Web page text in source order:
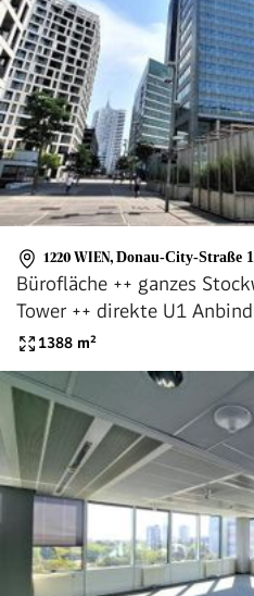
1220 WIEN, Donau-City-Straße
Bürofläche ++ ganzes
Tower ++ direkte U1
1388 m²